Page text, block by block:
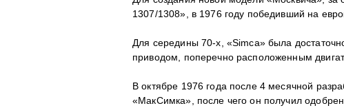
1307/1308», в 1976 году победивший на
Для середины 70-х, «Simca» была
приводом, поперечно расположенным
В октябре 1976 года после 4 месячной
«МакСимка», после чего он получил